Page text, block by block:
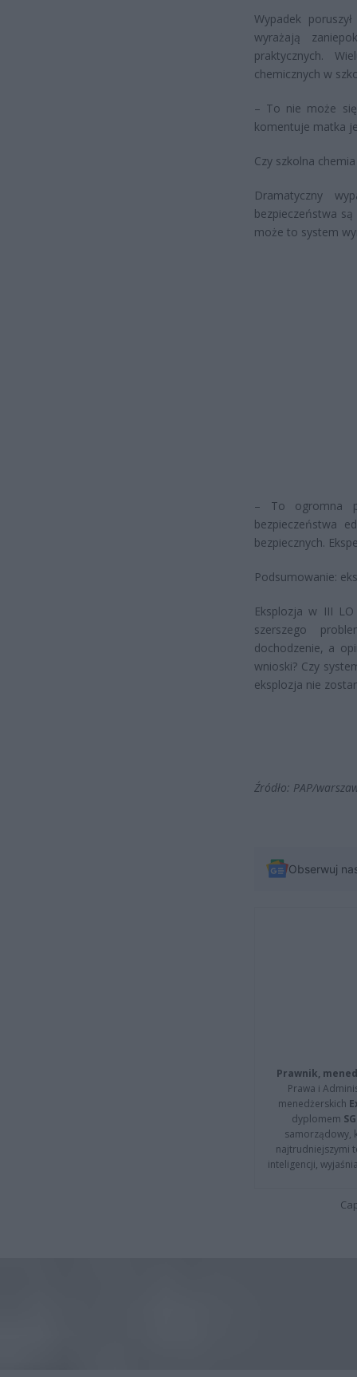
Wypadek
wyrażają
praktycznych.
chemicznych w
– To nie może
komentuje matka
Czy szkolna
Dramatyczny
bezpieczeństwa
może to system
– To ogromna
bezpieczeństwa
bezpiecznych.
Podsumowanie:
Eksplozja w III
szerszego
dochodzenie, a
wnioski? Czy
eksplozja nie
Źródło: PAP/
Obserwuj
Prawnik,
Prawa i
menedżerskich
dyplomem
samorządowy,
najtrudniejszymi
inteligencji,